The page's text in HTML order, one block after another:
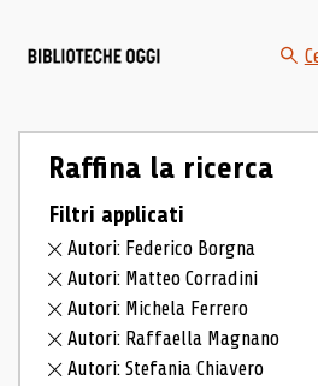
Raffina la ricerca
Filtri applicati
Autori: Federico Borgna
Autori: Matteo Corradini
Autori: Michela Ferrero
Autori: Raffaella Magnano
Autori: Stefania Chiavero